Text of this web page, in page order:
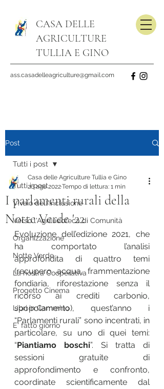
CASA DELLE
AGRICULTURE
TULLIA E GINO
ass.casadelleagriculture@gmail.com
Post
Tutti i post
Vivaio dell'Inclusione
Verso l'Agriludoteca di Comunità
Organizzazione
Notte Verde
La nostra Cooperativa
Progetto Cinema
Libri in Cammino
E' fatto giorno
Tutti i post
I parlamenti rurali della
Notte Verde '22
Casa delle Agriculture Tullia e Gino
26 ago 2022Tempo di lettura: 1 min
Evoluzione dell’edizione 2021, che
ha comportato l’analisi
approfondita di quattro temi
(recupero acqua, frammentazione
fondiaria, riforestazione senza il
ricorso ai crediti carbonio,
spopolamento), quest’anno i
“Parlamenti rurali” sono incentrati, in
particolare, su uno di quei temi:
“Piantiamo boschi”. Si tratta di
sessioni gratuite di
approfondimento e confronto,
coordinate scientificamente dal